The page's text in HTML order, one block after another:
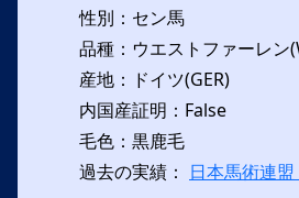
性別：セン馬
品種：ウエストファーレン
産地：ドイツ(GER)
内国産証明：False
毛色：黒鹿毛
過去の実績： 日本馬術連